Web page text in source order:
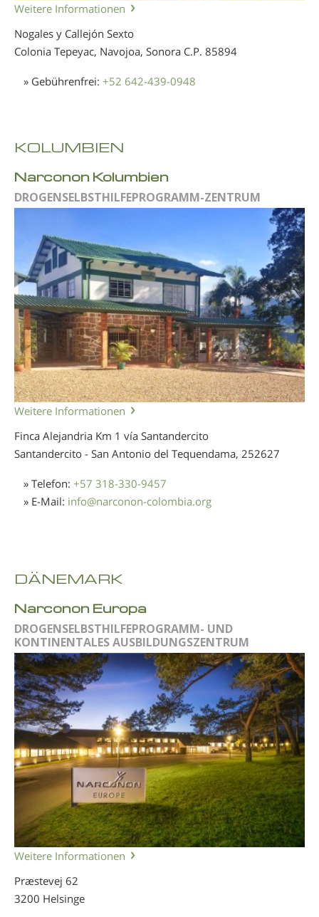
Weitere Informationen
Nogales y Callejón Sexto
Colonia Tepeyac, Navojoa, Sonora C.P. 85894
» Gebührenfrei: +52 642-439-0948
KOLUMBIEN
Narconon Kolumbien
DROGENSELBSTHILFEPROGRAMM-ZENTRUM
Weitere Informationen
Finca Alejandria Km 1 vía Santandercito
Santandercito - San Antonio del Tequendama, 252627
» Telefon: +57 318-330-9457
» E-Mail: info@narconon-colombia.org
DÄNEMARK
Narconon Europa
DROGENSELBSTHILFEPROGRAMM- UND
KONTINENTALES AUSBILDUNGSZENTRUM
Weitere Informationen
Præstevej 62
3200 Helsinge